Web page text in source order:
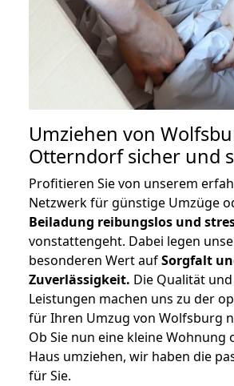
Umziehen von
Otterndorfsicher und
Profitieren Sie von unserem
Netzwerk für günstige Umzüge
Beiladung reibungslos und
vonstattengeht. Dabei legen
besonderen Wert aufSorgfalt
Zuverlässigkeit. Die Qualität
Leistungen machen uns zu der
für Ihren Umzug von Wolfsburg
Ob Sie nun eine kleine Wohnung
Haus umziehen, wir haben die
für Sie.